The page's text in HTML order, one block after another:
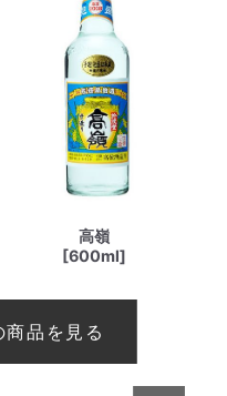
高嶺
[600ml]
品を見る